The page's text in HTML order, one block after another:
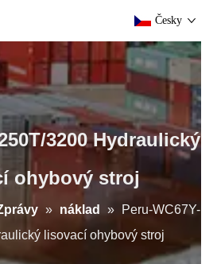
Česky
3200 Hydraulický
ohybový stroj
» náklad »
Peru-WC67Y-
lisovací ohybový stroj